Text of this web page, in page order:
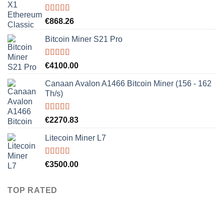
Rated5.00
€868.26
Bitcoin Miner S21 Pro
Rated5.00
€4100.00
Canaan Avalon A1466 Bitcoin Miner (156 - 162
Th/s)
Rated5.00
€2270.83
Litecoin Miner L7
Rated5.00
€3500.00
TOP RATED